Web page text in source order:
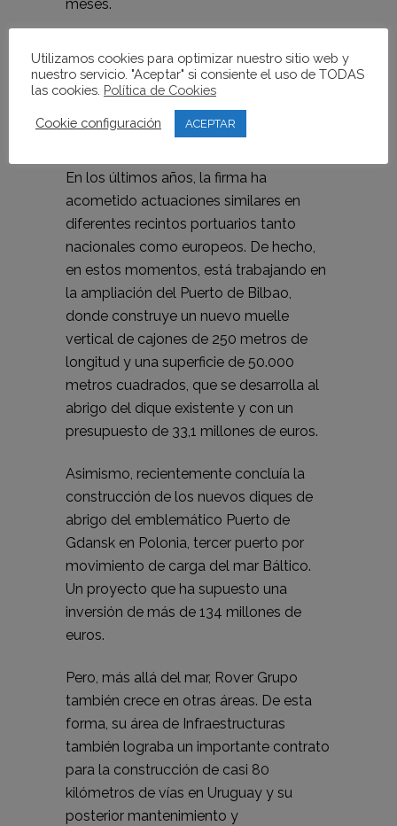
meses.
Alfredo Rodríguez, presidente de Rover.
Foto: MARGA FERRER
En los últimos años, la firma ha
acometido actuaciones similares en
diferentes recintos portuarios tanto
nacionales como europeos. De hecho,
en estos momentos, está trabajando en
la ampliación del Puerto de Bilbao,
donde construye un nuevo muelle
vertical de cajones de 250 metros de
longitud y una superficie de 50.000
metros cuadrados, que se desarrolla al
abrigo del dique existente y con un
presupuesto de 33,1 millones de euros.
Asimismo, recientemente concluía la
construcción de los nuevos diques de
abrigo del emblemático Puerto de
Gdansk en Polonia, tercer puerto por
movimiento de carga del mar Báltico.
Un proyecto que ha supuesto una
inversión de más de 134 millones de
euros.
Pero, más allá del mar, Rover Grupo
también crece en otras áreas. De esta
forma, su área de Infraestructuras
también lograba un importante contrato
para la construcción de casi 80
kilómetros de vías en Uruguay y su
posterior mantenimiento y
Utilizamos cookies para optimizar nuestro sitio web y
nuestro servicio. "Aceptar" si consiente el uso de TODAS
las cookies. Política de Cookies
Cookie configuración ACEPTAR